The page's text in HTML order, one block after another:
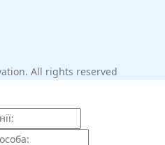
All rights reserved